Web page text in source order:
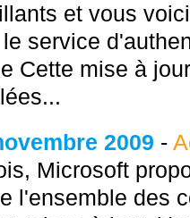
et vous
service
Cette mise à
2009 -
Microsoft
l'ensemble des